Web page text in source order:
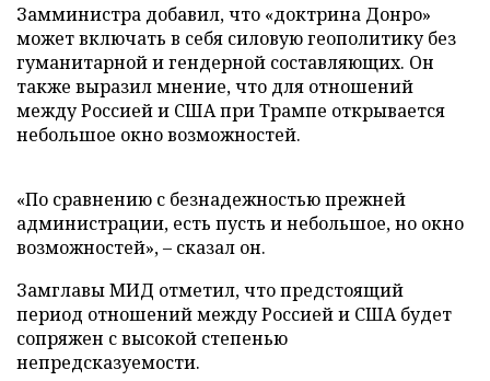
Замминистра добавил, что «доктрина Донро»
может включать в себя силовую геополитику без
гуманитарной и гендерной составляющих. Он
также выразил мнение, что для отношений
между Россией и США при Трампе открывается
небольшое окно возможностей.
«По сравнению с безнадежностью прежней
администрации, есть пусть и небольшое, но окно
возможностей», – сказал он.
Замглавы МИД отметил, что предстоящий
период отношений между Россией и США будет
сопряжен с высокой степенью
непредсказуемости.